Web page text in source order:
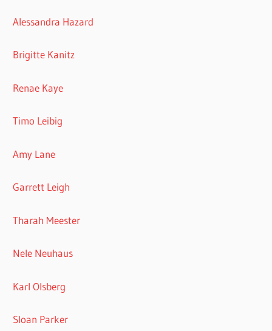
Alessandra Hazard
Brigitte Kanitz
Renae Kaye
Timo Leibig
Amy Lane
Garrett Leigh
Tharah Meester
Nele Neuhaus
Karl Olsberg
Sloan Parker